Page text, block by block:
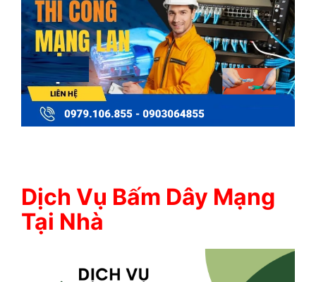
Dịch Vụ Bấm Dây Mạng
Tại Nhà